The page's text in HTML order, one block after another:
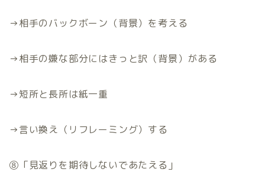
→相手のバックボーン（背景）を考える
→相手の嫌な部分にはきっと訳（背景）がある
→短所と長所は紙一重
→言い換え（リフレーミング）する
⑧「見返りを期待しないであたえる」